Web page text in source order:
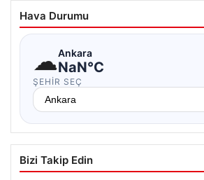
Hava Durumu
☁Ankara
NaN°C
ŞEHIR SEÇ
Bizi Takip Edin